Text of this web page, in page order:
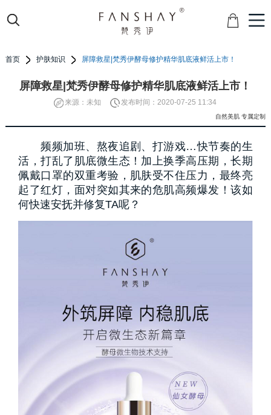
首页 护肤知识 屏障救星|梵秀伊酵母修护精华肌底液鲜活上市！
屏障救星|梵秀伊酵母修护精华肌底液鲜活上市！
来源：未知 发布时间：2020-07-25 11:34
自然美肌 专属定制
频频加班、熬夜追剧、打游戏…快节奏的生
活，打乱了肌底微生态！加上换季高压期，长期
佩戴口罩的双重考验，肌肤受不住压力，最终亮
起了红灯，面对突如其来的危肌高频爆发！该如
何快速安抚并修复TA呢？